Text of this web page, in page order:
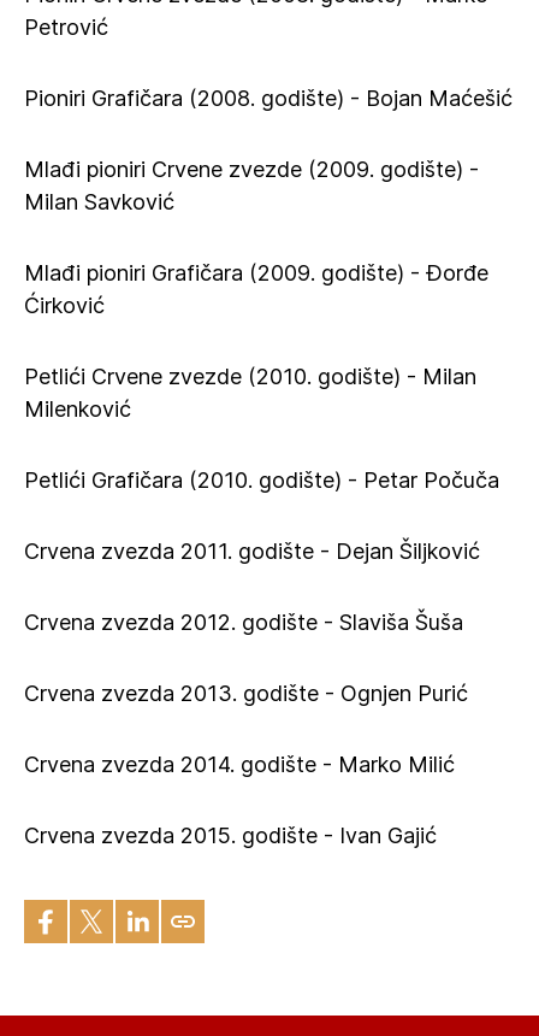
Petrović
Pioniri Grafičara (2008. godište) - Bojan Maćešić
Mlađi pioniri Crvene zvezde (2009. godište) -
Milan Savković
Mlađi pioniri Grafičara (2009. godište) - Đorđe
Ćirković
Petlići Crvene zvezde (2010. godište) - Milan
Milenković
Petlići Grafičara (2010. godište) - Petar Počuča
Crvena zvezda 2011. godište - Dejan Šiljković
Crvena zvezda 2012. godište - Slaviša Šuša
Crvena zvezda 2013. godište - Ognjen Purić
Crvena zvezda 2014. godište - Marko Milić
Crvena zvezda 2015. godište - Ivan Gajić